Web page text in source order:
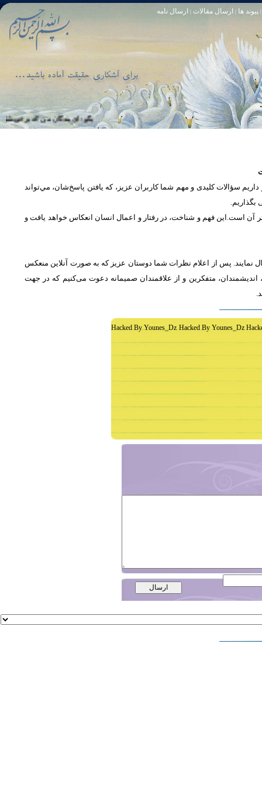
پیوند ها ارسال مقالات ارسال نامه
بگو: اى بندگان من كه بر خويشتنتا [مبادا] كسى بگويد: افسوس بر آنچه در كار خدا كوتاهى كردم! و حقّا كه من از ريشخند كنندگان بودم. سوره زمر 56
سؤالات کلیدی و مهم شما كاربران عزیز، که یافتن پاسخ‌‌شان، مي‌تواند
بگذاریم.
آن است.این فهم و شناخت، در رفتار و اعمال انسان انعكاس خواهد يافت و
پس از اعلام نظرات شما دوستان عزیز که به صورت آنلاین منعکس
متفکرین و از علاقمندان صمیمانه دعوت می‌کنیم که در جهت
Hacked By Younes_Dz Hacked By Younes_Dz